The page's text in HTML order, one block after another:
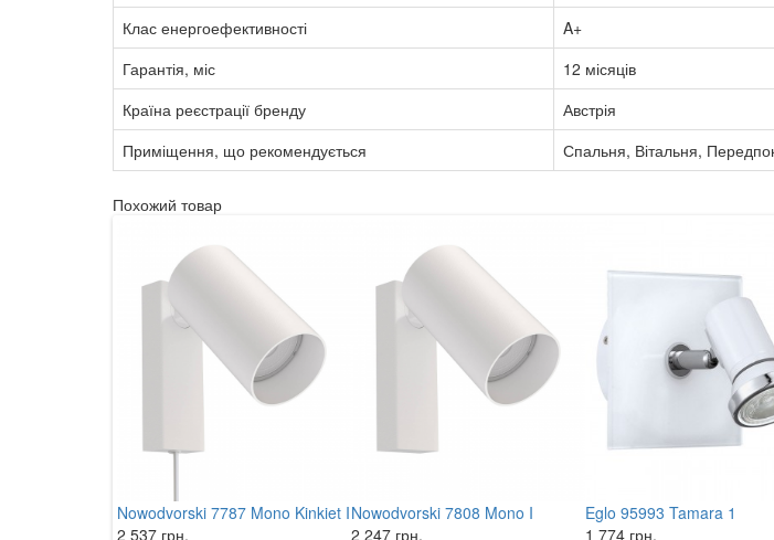
Клас енергоефективності
A+
Гарантія, міс
12 місяців
Країна реєстрації бренду
Австрія
Приміщення, що рекомендується
Спальня, Вітальня,
Похожий товар
Nowodvorski 7787 Mono Kinkiet I
2 537 грн.
Nowodvorski 7808 Mono I
2 247 грн.
Eglo 95993 Tamara 1
1 774 грн.